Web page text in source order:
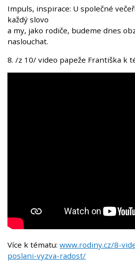
Impuls, inspirace: U společné
každý slovo
a my, jako rodiče, budeme dnes
naslouchat.
8. /z 10/ video papeže Františka k
Více k tématu: www.rodiny.cz/8-
poslani-vyzva-radost/